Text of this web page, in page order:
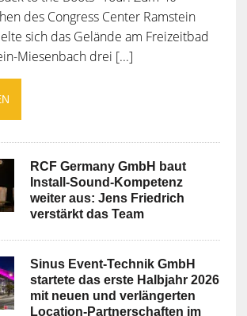
des Congress Center Ramstein
sich das Gelände am Freizeitbad
Miesenbach drei [...]
RCF Germany GmbH baut
Install-Sound-Kompetenz
weiter aus: Jens Friedrich
verstärkt das Team
Sinus Event-Technik GmbH
startete das erste Halbjahr 2026
mit neuen und verlängerten
Location-Partnerschaften im